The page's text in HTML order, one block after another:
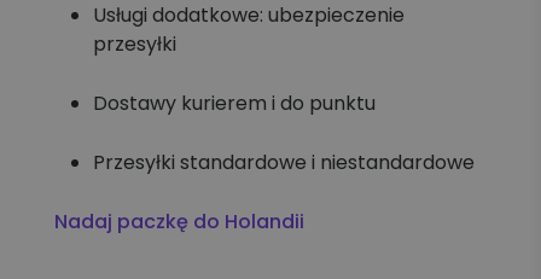
Usługi dodatkowe: ubezpieczenie
przesyłki
Dostawy kurierem i do punktu
Przesyłki standardowe i niestandardowe
Nadaj paczkę do Holandii